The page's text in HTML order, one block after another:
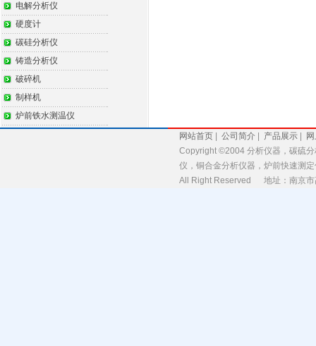
电解分析仪
硬度计
碳硅分析仪
铸造分析仪
破碎机
制样机
炉前铁水测温仪
网站首页 公司简介 产品展示
Copyright ©2004 分析仪器，碳硫
仪，铜合金分析仪器，炉前快速测
All Right Reserved 地址：南京